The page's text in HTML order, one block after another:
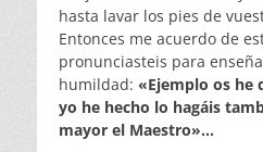
hasta lavar los pies de
Entonces me acuerdo de
pronunciasteis para
humildad: «Ejemplo os he
yo he hecho lo hagáis
mayor el Maestro»…